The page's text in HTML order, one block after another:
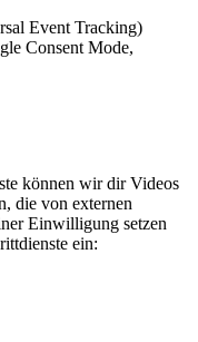
Event Tracking)
Consent Mode,
können wir dir Videos
die von externen
Einwilligung setzen
ein: